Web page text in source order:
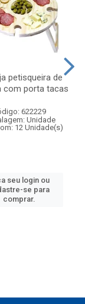
petisqueira de
com porta tacas
622229
Unidade
12 Unidade(s)
seu login ou
se para
comprar.